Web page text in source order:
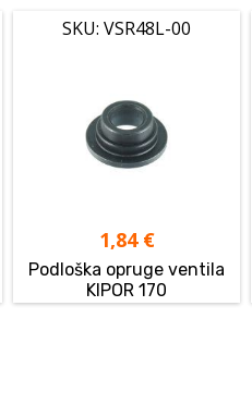
SKU: VSR48L-00
1,84 €
Podloška opruge ventila
KIPOR 170